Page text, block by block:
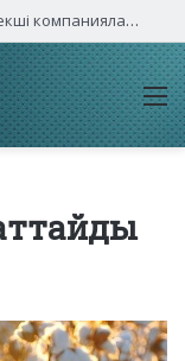
Қасым-Жомарт Тоқаев Қытайдың жетекші компаниялары басшыларымен кездесті